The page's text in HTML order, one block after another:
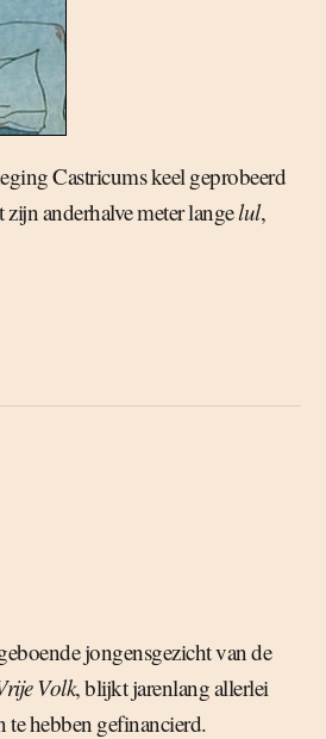
Castricums keel geprobeerd
anderhalve meter langelul,
jongensgezicht van de
Volk, blijkt jarenlang allerlei
te hebben gefinancierd.